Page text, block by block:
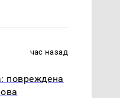
час назад
повреждена